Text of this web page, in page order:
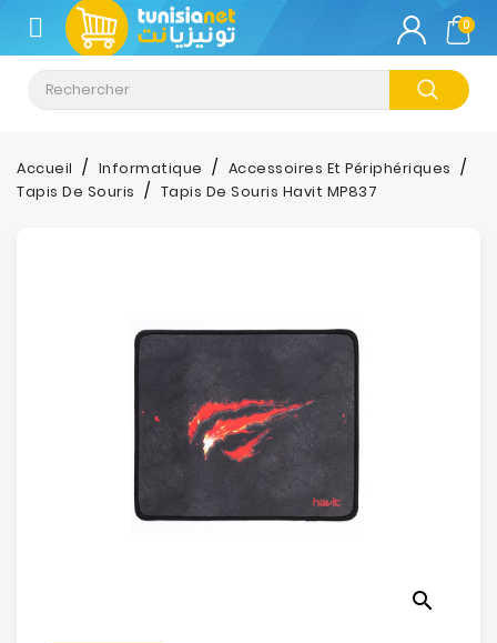
CATÉGORIE
Climatisation
Informatique
Electroménager
0
Accueil Informatique
Accessoires Et Périphériques
Tapis De Souris
Tapis De Souris Havit MP837
search